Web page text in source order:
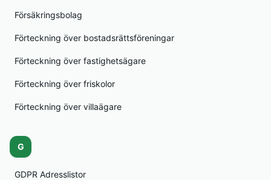
Försäkringsbolag
Förteckning över bostadsrättsföreningar
Förteckning över fastighetsägare
Förteckning över friskolor
Förteckning över villaägare
G
GDPR Adresslistor